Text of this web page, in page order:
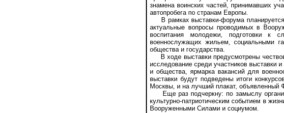
знамена воинских частей, принимавших
автопробега по странам Европы.
В рамках выставки-форума планируется
актуальные вопросы проводимых в
воспитания молодежи, подготовки к
военнослужащих жильем, социальными
общества и государства.
В ходе выставки предусмотрены
исследование среди участников
и общества, ярмарка вакансий для
выставки будут подведены итоги
Москвы, и на лучший плакат,
Еще раз подчеркну: по замыслу
культурно-патриотическим событием в
Вооруженными Силами и социумом.